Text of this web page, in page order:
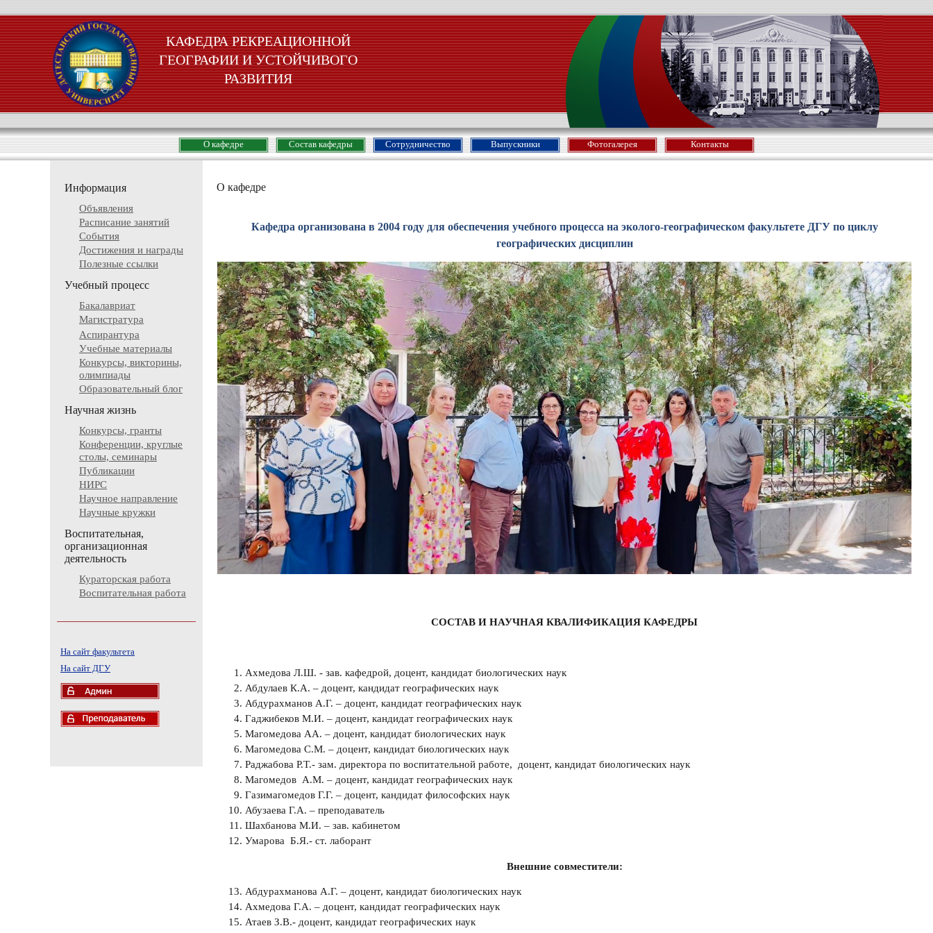
КАФЕДРА РЕКРЕАЦИОННОЙ
ГЕОГРАФИИ И УСТОЙЧИВОГО
РАЗВИТИЯ
О кафедре Состав кафедры Сотрудничество Выпускники Фотогалерея Контакты
Информация
Объявления
Расписание занятий
События
Достижения и награды
Полезные ссылки
Учебный процесс
Бакалавриат
Магистратура
Аспирантура
Учебные материалы
Конкурсы, викторины,
олимпиады
Образовательный блог
Научная жизнь
Конкурсы, гранты
Конференции, круглые
столы, семинары
Публикации
НИРС
Научное направление
Научные кружки
Воспитательная,
организационная
деятельность
Кураторская работа
Воспитательная работа
На сайт факультета
На сайт ДГУ
О кафедре
Кафедра организована в 2004 году для обеспечения учебного процесса на эколого-географическом факультете ДГУ по циклу
географических дисциплин
СОСТАВ И НАУЧНАЯ КВАЛИФИКАЦИЯ КАФЕДРЫ
Ахмедова Л.Ш. - зав. кафедрой, доцент, кандидат биологических наук
Абдулаев К.А. – доцент, кандидат географических наук
Абдурахманов А.Г. – доцент, кандидат географических наук
Гаджибеков М.И. – доцент, кандидат географических наук
Магомедова АА. – доцент, кандидат биологических наук
Магомедова С.М. – доцент, кандидат биологических наук
Раджабова Р.Т.- зам. директора по воспитательной работе, доцент, кандидат биологических наук
Магомедов А.М. – доцент, кандидат географических наук
Газимагомедов Г.Г. – доцент, кандидат философских наук
Абузаева Г.А. – преподаватель
Шахбанова М.И. – зав. кабинетом
Умарова Б.Я.- ст. лаборант
Внешние совместители:
Абдурахманова А.Г. – доцент, кандидат биологических наук
Ахмедова Г.А. – доцент, кандидат географических наук
Атаев З.В.- доцент, кандидат географических наук